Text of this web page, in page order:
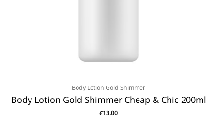
Body Lotion Gold Shimmer
Body Lotion Gold Shimmer Cheap & Chic 200ml
€13.00